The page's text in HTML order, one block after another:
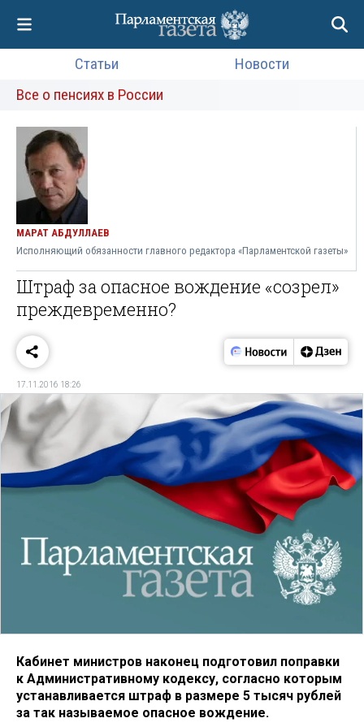
Статьи
Новости
Все о пенсиях в России
МАРАТ АБДУЛЛАЕВ
Исполняющий обязанности главного редактора «Парламентской газеты»
Штраф за опасное вождение «созрел»
преждевременно?
17.11.2016 18:26
Кабинет министров наконец подготовил поправки
к Административному кодексу, согласно которым
устанавливается штраф в размере 5 тысяч рублей
за так называемое опасное вождение.